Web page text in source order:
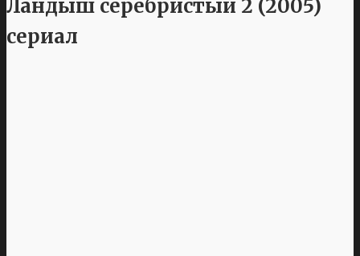
Ландыш серебристый 2 (2005)
сериал